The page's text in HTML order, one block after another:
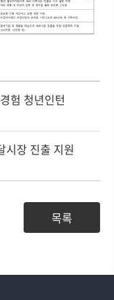
험 청년인턴
시장 진출 지원
목록